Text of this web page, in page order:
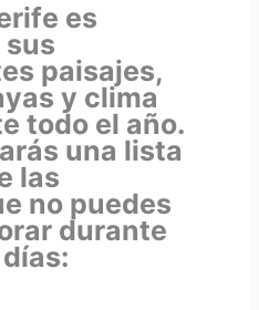
es
paisajes,
y clima
todo el año.
una lista
las
no puedes
durante